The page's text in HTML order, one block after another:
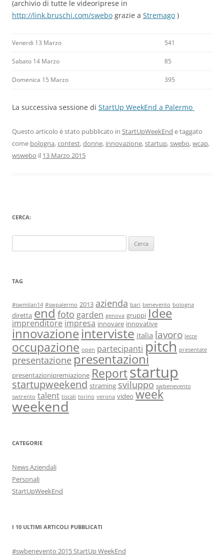
(archivio di tutte le videoriprese in
http://link.bruschi.com/swebo grazie a Stremago )
Venerdi 13 Marzo 541
Sabato 14 Marzo 85
Domenica 15 Marzo 395
La successiva sessione di StartUp WeekEnd a Palermo
Questo articolo è stato pubblicato in StartUpWeekEnd e taggato
come bologna,contest,donne, innovazione,startup,swebo,wcap,
wswebo il 13 Marzo 2015
CERCA:
per:
TAG
#swmilan14 #swpalermo 2013 azienda bari benevento bologna
diretta endfoto garden genova gruppi Idee
imprenditore impresa innovare innovative
innovazioneinterviste italia lavoro lecce
occupazione open partecipanti pitch presentate
presentazione presentazioni
presentazionipremiazione Reportstartup
startupweekend straming sviluppo swbenevento
swtrento talent tiscali torino verona video week
weekend
CATEGORIE
News Aziendali
Personali
StartUpWeekEnd
I 10 ULTIMI ARTICOLI PUBBLICATI
#swbenevento 2015 StartUp WeekEnd